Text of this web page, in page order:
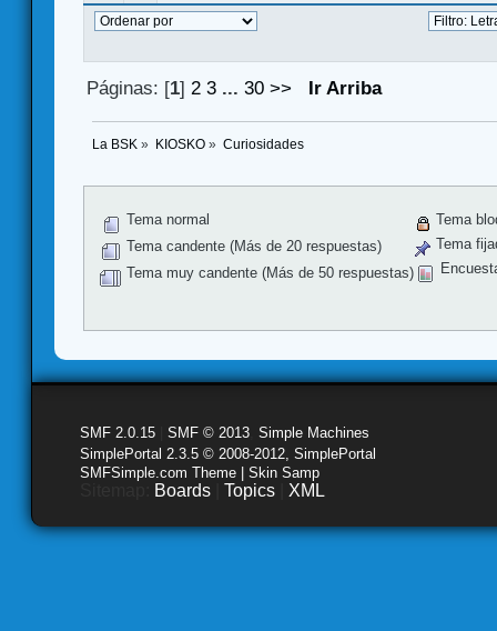
Páginas: [1] 2 3 ...30 >> Ir Arriba
La BSK » KIOSKO» Curiosidades
Tema normal
Tema candente (Más de 20 respuestas)
Tema muy candente (Más de 50 respuestas)
Tema
Tema
SMF 2.0.15 SMF © 2013 Simple Machines
SimplePortal 2.3.5 © 2008-2012, SimplePortal
SMFSimple.com Theme | Skin Samp
Boards Topics XML